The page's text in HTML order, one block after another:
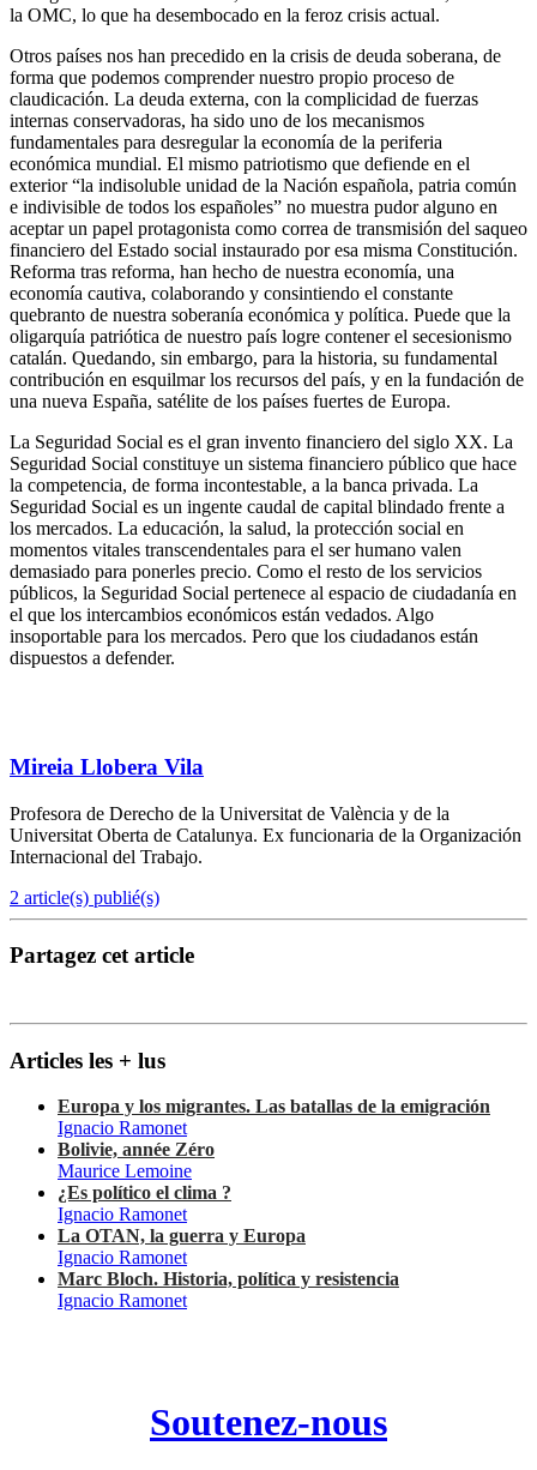
la OMC, lo que ha desembocado en la feroz crisis actual.
Otros países nos han precedido en la crisis de deuda soberana, de
forma que podemos comprender nuestro propio proceso de
claudicación. La deuda externa, con la complicidad de fuerzas
internas conservadoras, ha sido uno de los mecanismos
fundamentales para desregular la economía de la periferia
económica mundial. El mismo patriotismo que defiende en el
exterior “la indisoluble unidad de la Nación española, patria común
e indivisible de todos los españoles” no muestra pudor alguno en
aceptar un papel protagonista como correa de transmisión del saqueo
financiero del Estado social instaurado por esa misma Constitución.
Reforma tras reforma, han hecho de nuestra economía, una
economía cautiva, colaborando y consintiendo el constante
quebranto de nuestra soberanía económica y política. Puede que la
oligarquía patriótica de nuestro país logre contener el secesionismo
catalán. Quedando, sin embargo, para la historia, su fundamental
contribución en esquilmar los recursos del país, y en la fundación de
una nueva España, satélite de los países fuertes de Europa.
La Seguridad Social es el gran invento financiero del siglo XX. La
Seguridad Social constituye un sistema financiero público que hace
la competencia, de forma incontestable, a la banca privada. La
Seguridad Social es un ingente caudal de capital blindado frente a
los mercados. La educación, la salud, la protección social en
momentos vitales transcendentales para el ser humano valen
demasiado para ponerles precio. Como el resto de los servicios
públicos, la Seguridad Social pertenece al espacio de ciudadanía en
el que los intercambios económicos están vedados. Algo
insoportable para los mercados. Pero que los ciudadanos están
dispuestos a defender.
Mireia Llobera Vila
Profesora de Derecho de la Universitat de València y de la
Universitat Oberta de Catalunya. Ex funcionaria de la Organización
Internacional del Trabajo.
2 article(s) publié(s)
Partagez cet article
Articles les + lus
Europa y los migrantes. Las batallas de la emigración
Ignacio Ramonet
Bolivie, année Zéro
Maurice Lemoine
¿Es político el clima ?
Ignacio Ramonet
La OTAN, la guerra y Europa
Ignacio Ramonet
Marc Bloch. Historia, política y resistencia
Ignacio Ramonet
Soutenez-nous